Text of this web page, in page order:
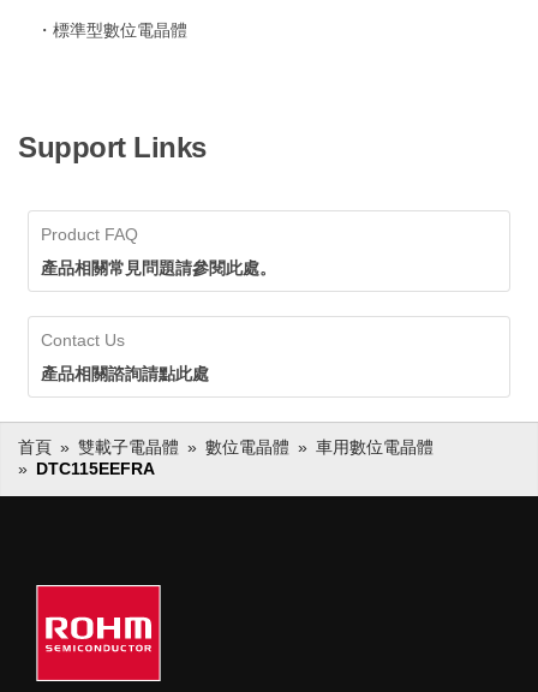
・標準型數位電晶體
Support Links
Product FAQ
產品相關常見問題請參閱此處。
Contact Us
產品相關諮詢請點此處
首頁 雙載子電晶體 數位電晶體
車用數位電晶體
DTC115EEFRA